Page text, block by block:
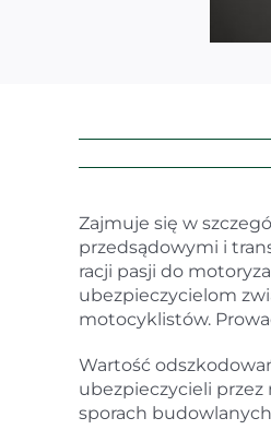
Zajmuje się w
przedsądowymi i
racji pasji do
ubezpieczycielom
motocyklistów.
Wartość
ubezpieczycieli przez
sporach